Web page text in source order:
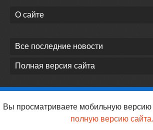
О сайте
Все последние новости
Полная версия сайта
Вы просматриваете мобильную версию
полную версию сайта.